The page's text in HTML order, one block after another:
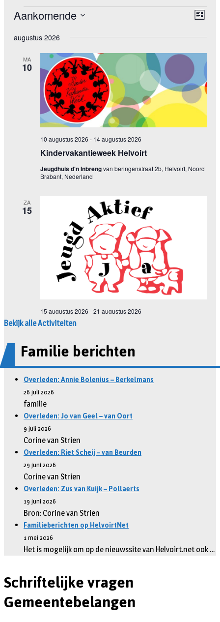
Bekijk alle Activiteiten
Familie berichten
Overleden: Annie Bolenius – Berkelmans
26 juli 2026
familie
Overleden: Jo van Geel – van Oort
9 juli 2026
Corine van Strien
Overleden: Riet Scheij – van Beurden
29 juni 2026
Corine van Strien
Overleden: Zus van Kuijk – Pollaerts
19 juni 2026
Bron: Corine van Strien
Familieberichten op HelvoirtNet
1 mei 2026
Het is mogelijk om op de nieuwssite van Helvoirt.net ook …
Schriftelijke vragen
Gemeentebelangen